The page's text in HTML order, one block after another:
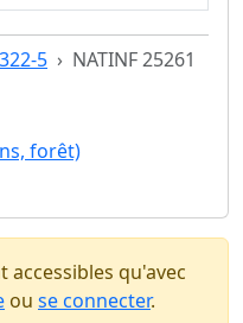
5 NATINF 25261
forêt)
accessibles qu'avec
ou se connecter.